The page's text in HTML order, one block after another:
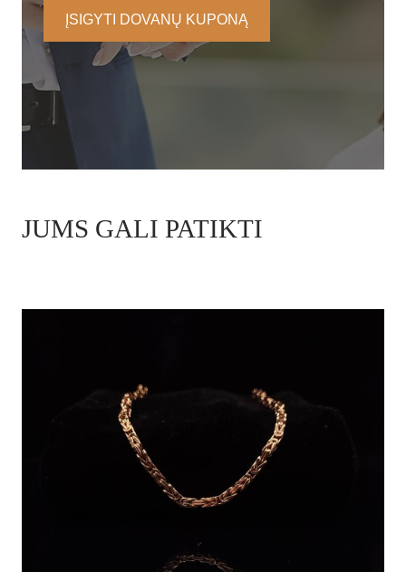
ĮSIGYTI DOVANŲ KUPONĄ
JUMS GALI PATIKTI